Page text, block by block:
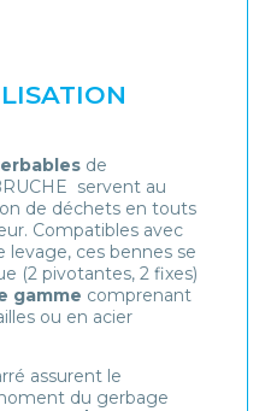
de
servent au
de déchets en touts
Compatibles avec
levage, ces bennes se
(2 pivotantes, 2 fixes)
gamme comprenant
ou en acier
assurent le
du gerbage